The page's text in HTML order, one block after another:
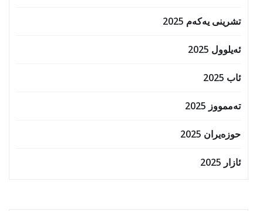
تشرینی یەکەم 2025
ئەیلوول 2025
ئاب 2025
تەممووز 2025
حوزه‌یران 2025
ئازار 2025